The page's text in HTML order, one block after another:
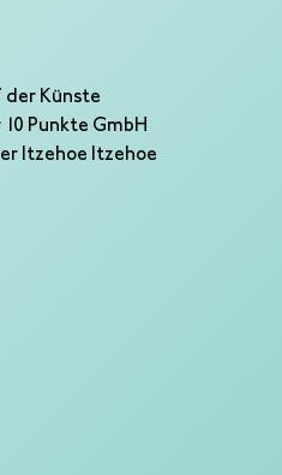
der Künste
Punkte GmbH
Itzehoe Itzehoe